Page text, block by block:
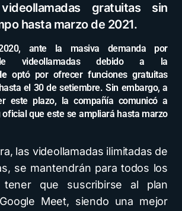
gratuitas sin
hasta marzo de 2021.
ante la masiva demanda por
videollamadas debido a la
optó por ofrecer funciones gratuitas
el 30 de setiembre. Sin embargo, a
este plazo, la compañía comunicó a
que este se ampliará hasta marzo
las videollamadas ilimitadas de
se mantendrán para todos los
tener que suscribirse al plan
Meet, siendo una mejor